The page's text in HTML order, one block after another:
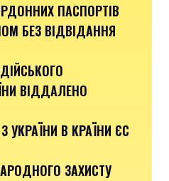
ПАСПОРТІВ
БЕЗ ВІДВІДАННЯ
ВІДДАЛЕНО
УКРАЇНИ В КРАЇНИ ЄС
ЗАХИСТУ